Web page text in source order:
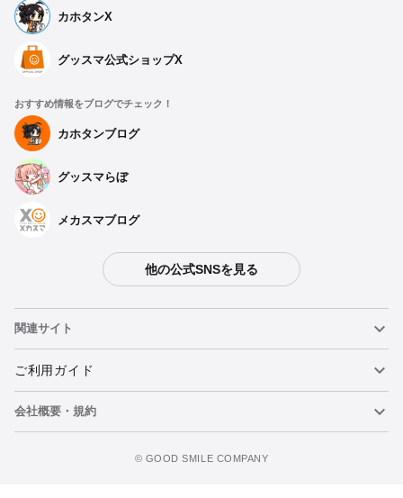
カホタンX
グッスマ公式ショップX
おすすめ情報をブログでチェック！
カホタンブログ
グッスマらぼ
メカスマブログ
他の公式SNSを見る
関連サイト
ねんどろいど
ねんどろいどフェイスメーカー
ご利用ガイド
重要なお知らせ
会社概要・規約
©️ GOOD SMILE COMPANY